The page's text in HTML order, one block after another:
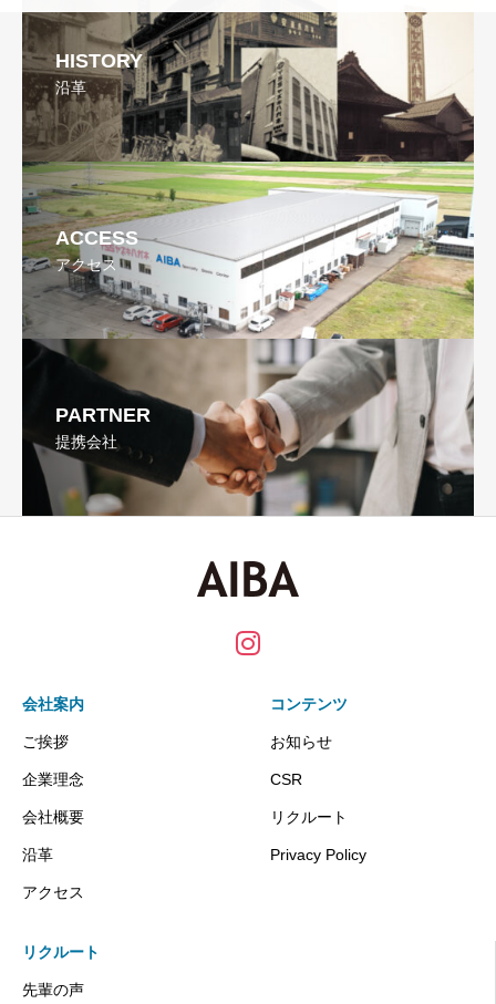
HISTORY
沿革
ACCESS
アクセス
PARTNER
提携会社
会社案内
ご挨拶
企業理念
会社概要
沿革
アクセス
コンテンツ
お知らせ
CSR
リクルート
Privacy Policy
リクルート
先輩の声